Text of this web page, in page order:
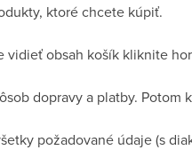
ktoré chcete kúpiť.
vidieť obsah košík kliknite
dopravy a platby. Potom
požadované údaje (s